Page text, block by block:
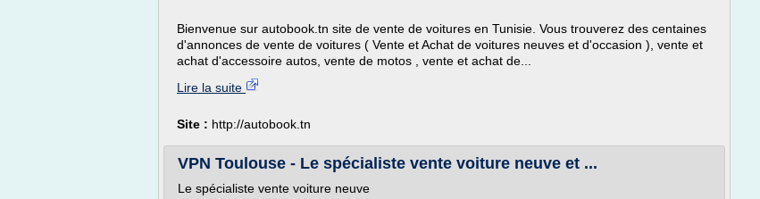
Bienvenue sur autobook.tn site de vente de voitures en Tunisie. Vous trouverez des centaines
d'annonces de vente de voitures ( Vente et Achat de voitures neuves et d'occasion ), vente et
achat d'accessoire autos, vente de motos , vente et achat de...
Lire la suite
Site : http://autobook.tn
VPN Toulouse - Le spécialiste vente voiture neuve et ...
Le spécialiste vente voiture neuve